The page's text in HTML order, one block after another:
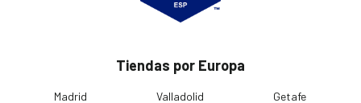
Tiendas por Europa
Madrid
Valladolid
Getafe